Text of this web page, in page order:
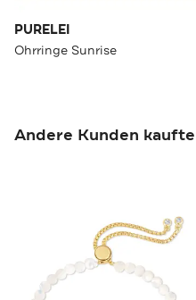
PURELEI
Ohrringe Sunrise
Andere Kunden